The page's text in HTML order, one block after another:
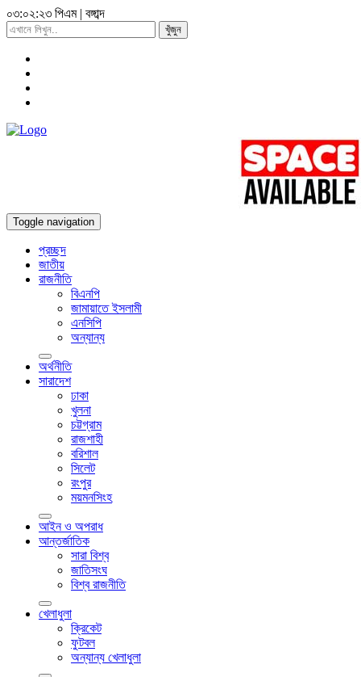
০৩:০২:২৪ পিএম| বঙ্গাব্দ
খুঁজুন
Toggle navigation
প্রচ্ছদ
জাতীয়
রাজনীতি
বিএনপি
জামায়াতে ইসলামী
এনসিপি
অন্যান্য
অর্থনীতি
সারাদেশ
ঢাকা
খুলনা
চট্টগ্রাম
রাজশাহী
বরিশাল
সিলেট
রংপুর
ময়মনসিংহ
আইন ও অপরাধ
আন্তর্জাতিক
সারা বিশ্ব
জাতিসংঘ
বিশ্ব রাজনীতি
খেলাধুলা
ক্রিকেট
ফুটবল
অন্যান্য খেলাধুলা